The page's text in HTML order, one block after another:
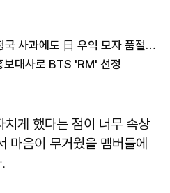
"도쿄를 위대하게" BTS 정국 사과에도 日 우익 모자 품절 대란…우려 현실로
보대사로 BTS 'RM' 선정
게 했다는 점이 너무 속상
마음이 무거웠을 멤버들에